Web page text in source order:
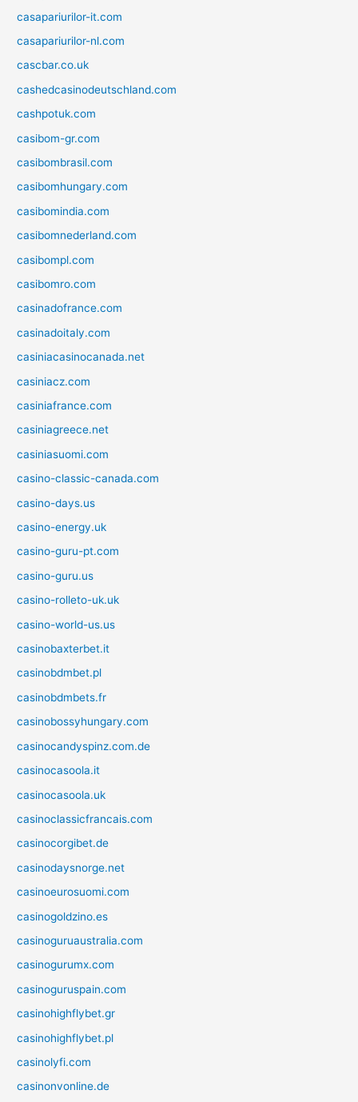
casapariurilor-it.com
casapariurilor-nl.com
cascbar.co.uk
cashedcasinodeutschland.com
cashpotuk.com
casibom-gr.com
casibombrasil.com
casibomhungary.com
casibomindia.com
casibomnederland.com
casibompl.com
casibomro.com
casinadofrance.com
casinadoitaly.com
casiniacasinocanada.net
casiniacz.com
casiniafrance.com
casiniagreece.net
casiniasuomi.com
casino-classic-canada.com
casino-days.us
casino-energy.uk
casino-guru-pt.com
casino-guru.us
casino-rolleto-uk.uk
casino-world-us.us
casinobaxterbet.it
casinobdmbet.pl
casinobdmbets.fr
casinobossyhungary.com
casinocandyspinz.com.de
casinocasoola.it
casinocasoola.uk
casinoclassicfrancais.com
casinocorgibet.de
casinodaysnorge.net
casinoeurosuomi.com
casinogoldzino.es
casinoguruaustralia.com
casinogurumx.com
casinoguruspain.com
casinohighflybet.gr
casinohighflybet.pl
casinolyfi.com
casinonvonline.de